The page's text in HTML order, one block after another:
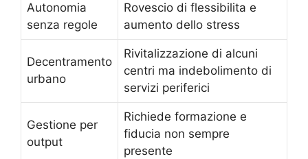
Autonomia
senza regole
Rovescio di flessibilita e
aumento dello stress
Decentramento
urbano
Rivitalizzazione di alcuni
centri ma indebolimento di
servizi periferici
Gestione per
output
Richiede formazione e
fiducia non sempre
presente